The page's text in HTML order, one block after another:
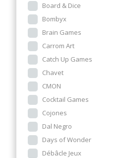
Board & Dice
Bombyx
Brain Games
Carrom Art
Catch Up Games
Chavet
CMON
Cocktail Games
Cojones
Dal Negro
Days of Wonder
Débâcle Jeux